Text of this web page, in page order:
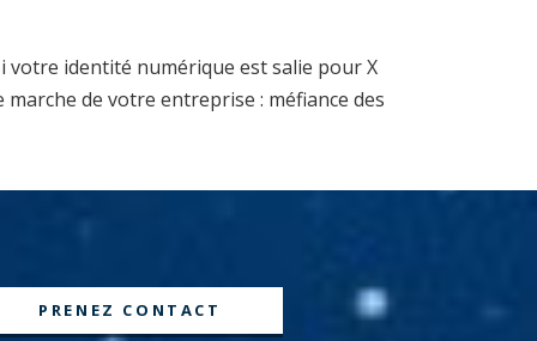
votre identité numérique est salie pour X
de votre entreprise : méfiance des
PRENEZ CONTACT